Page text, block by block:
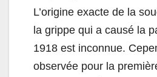
L’origine exacte de la
la grippe qui a causé la
1918 est inconnue.
observée pour la